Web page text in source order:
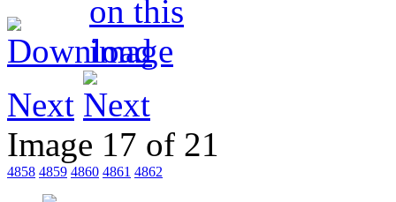
Next
Image 17 of 21
4858 4859 4860 4861 4862